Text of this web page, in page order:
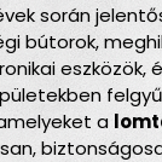
során
bútorok,
eszközök,
a